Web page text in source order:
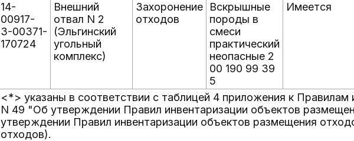
14-
00917-
З-00371-
170724
Внешний
отвал N 2
(Эльгинский
угольный
комплекс)
Захоронение
отходов
Вскрышные
породы в
смеси
практический
неопасные 2
00 190 99 39
5
Имеется
<*> указаны в соответствии с таблицей 4 приложения к
N 49 "Об утверждении Правил инвентаризации объектов
утверждении Правил инвентаризации объектов размещения
отходов).